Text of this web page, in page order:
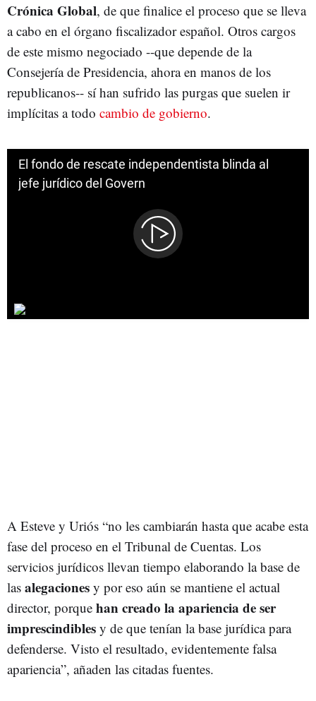
Crónica Global, de que finalice el proceso que se lleva
a cabo en el órgano fiscalizador español. Otros cargos
de este mismo negociado --que depende de la
Consejería de Presidencia, ahora en manos de los
republicanos-- sí han sufrido las purgas que suelen ir
implícitas a todo cambio de gobierno.
A Esteve y Uriós “no les cambiarán hasta que acabe esta
fase del proceso en el Tribunal de Cuentas. Los
servicios jurídicos llevan tiempo elaborando la base de
las alegaciones y por eso aún se mantiene el actual
director, porque han creado la apariencia de ser
imprescindibles y de que tenían la base jurídica para
defenderse. Visto el resultado, evidentemente falsa
apariencia”, añaden las citadas fuentes.